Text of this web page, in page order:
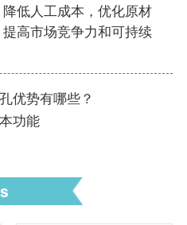
低人工成本，优化原材
高市场竞争力和可持续
优势有哪些？
功能